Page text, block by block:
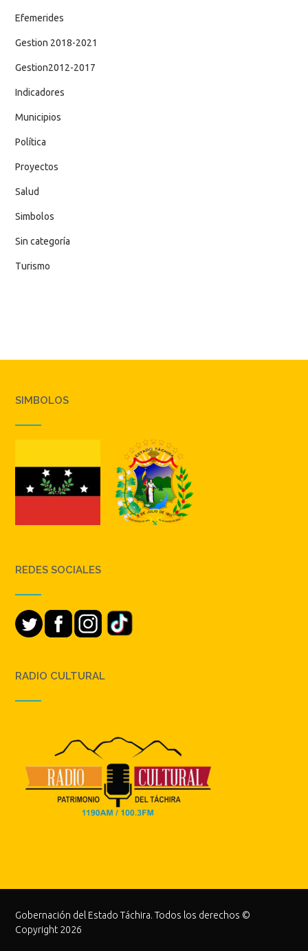
Efemerides
Gestion 2018-2021
Gestion2012-2017
Indicadores
Municipios
Política
Proyectos
Salud
Simbolos
Sin categoría
Turismo
SIMBOLOS
REDES SOCIALES
RADIO CULTURAL
Gobernación del Estado Táchira. Todos los derechos ©
Copyright 2026